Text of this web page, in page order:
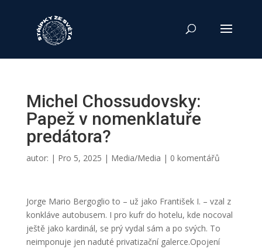
Michel Chossudovsky:
Papež v nomenklatuře
predátora?
autor: | Pro 5, 2025 | Media/Media | 0 komentářů
Jorge Mario Bergoglio to – už jako František I. – vzal z
konkláve autobusem. I pro kufr do hotelu, kde nocoval
ještě jako kardinál, se prý vydal sám a po svých. To
neimponuje jen naduté privatizační galerce.Opojení